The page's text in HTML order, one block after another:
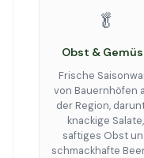
🥬
Obst &
Frische
von Bauernhöfen
der Region,
knackige Salate,
saftiges Obst
schmackhafte